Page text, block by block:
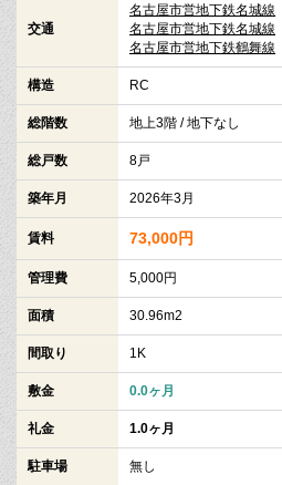
交通
名古屋市営地下鉄名城線
名古屋市営地下鉄名城線
名古屋市営地下鉄鶴舞線
構造 RC
総階数 地上3階 / 地下なし
総戸数 8戸
築年月 2026年3月
賃料 73,000円
管理費 5,000円
面積 30.96m2
間取り 1K
敷金 0.0ヶ月
礼金 1.0ヶ月
駐車場 無し